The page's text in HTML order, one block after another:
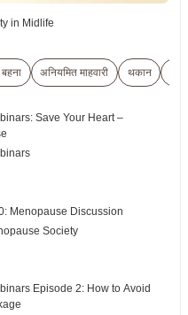
in Midlife
अनियमित माहवारी थकान
Save Your Heart –
Menopause Discussion
Society
Episode 2: How to Avoid